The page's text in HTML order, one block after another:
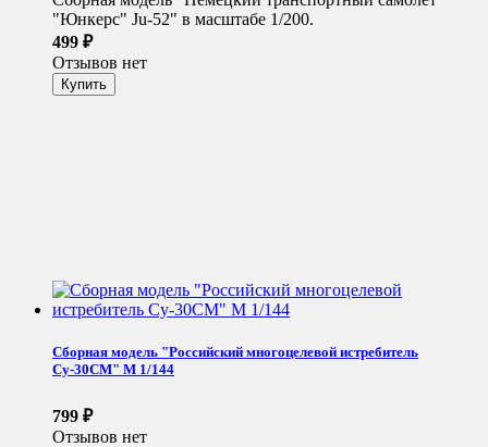
"Юнкерс" Ju-52" в масштабе 1/200.
499 ₽
Отзывов нет
Сборная модель "Российский многоцелевой истребитель
Су-30СМ" М 1/144
799 ₽
Отзывов нет